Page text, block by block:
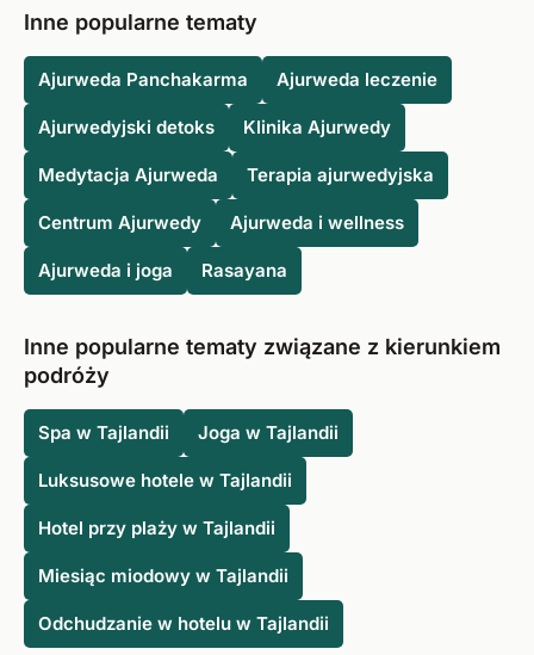
Inne popularne tematy
Ajurweda Panchakarma Ajurweda leczenie
Ajurwedyjski detoks Klinika Ajurwedy
Medytacja Ajurweda Terapia ajurwedyjska
Centrum Ajurwedy Ajurweda i wellness
Ajurweda i joga Rasayana
Inne popularne tematy związane z kierunkiem
podróży
Spa w Tajlandii Joga w Tajlandii
Luksusowe hotele w Tajlandii
Hotel przy plaży w Tajlandii
Miesiąc miodowy w Tajlandii
Odchudzanie w hotelu w Tajlandii